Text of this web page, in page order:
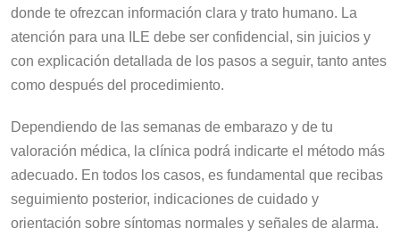
donde te ofrezcan información clara y trato humano. La
atención para una ILE debe ser confidencial, sin juicios y
con explicación detallada de los pasos a seguir, tanto antes
como después del procedimiento.
Dependiendo de las semanas de embarazo y de tu
valoración médica, la clínica podrá indicarte el método más
adecuado. En todos los casos, es fundamental que recibas
seguimiento posterior, indicaciones de cuidado y
orientación sobre síntomas normales y señales de alarma.